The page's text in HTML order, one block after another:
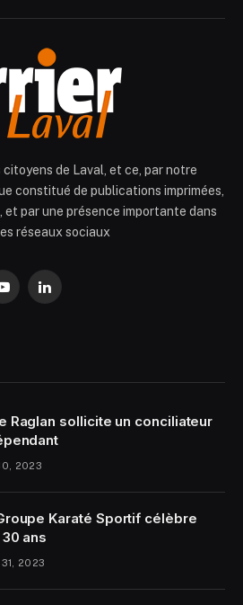
citoyens de Laval, et ce, par notre
constitué de publications imprimées,
et par une présence importante dans
réseaux sociaux
YouTubeLinkedIn
Raglan sollicite un conciliateur
2023
Karaté Sportif célèbre
ans
2023